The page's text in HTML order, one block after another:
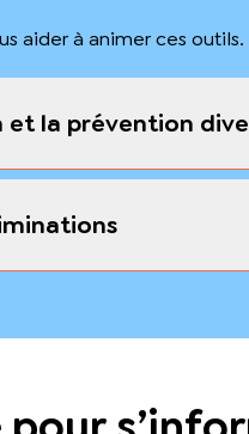
aider à animer ces outils.
et la prévention